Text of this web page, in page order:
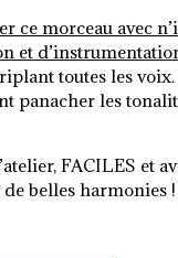
ce morceau avec
et
toutes les voix.
panacher les
FACILES et
belles harmonies !